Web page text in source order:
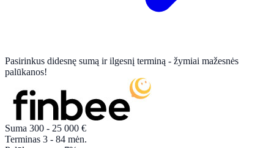
Pasirinkus didesnę sumą ir ilgesnį terminą - žymiai mažesnės
palūkanos!
Suma 300 - 25 000 €
Terminas 3 - 84 mėn.